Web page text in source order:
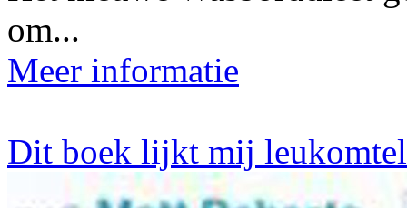
om...
Meer informatie
Dit boek lijkt mij